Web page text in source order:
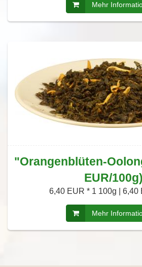
Mehr
"Orangenblüten-
EUR/100g)
6,40 EUR * 1 100g | 6,40
Mehr